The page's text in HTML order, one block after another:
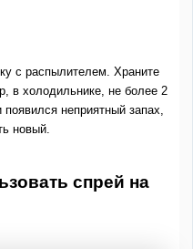
с распылителем. Храните
в холодильнике, не более 2
неприятный запах,
новый.
спрей на